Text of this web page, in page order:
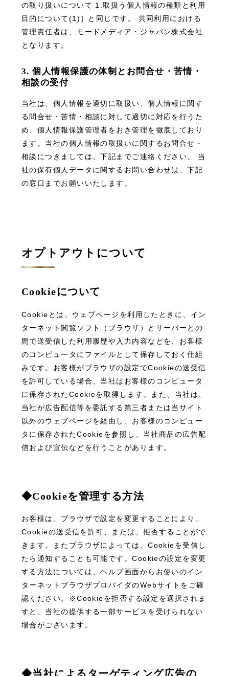
の取り扱いについて 1.取扱う個人情報の種類と利用
目的について(1)］と同じです。 共同利用における
管理責任者は、モードメディア・ジャパン株式会社
となります。
3. 個人情報保護の体制とお問合せ・苦情・
相談の受付
当社は、個人情報を適切に取扱い、個人情報に関す
る問合せ・苦情・相談に対して適切に対応を行うた
め、個人情報保護管理者をおき管理を徹底しており
ます。当社の個人情報の取扱いに関するお問合せ・
相談につきましては、下記までご連絡ください。 当
社の保有個人データに関するお問い合わせは、下記
の窓口までお願いいたします。
オプトアウトについて
Cookieについて
Cookieとは、ウェブページを利用したときに、イン
ターネット閲覧ソフト（ブラウザ）とサーバーとの
間で送受信した利用履歴や入力内容などを、お客様
のコンピュータにファイルとして保存しておく仕組
みです。お客様がブラウザの設定でCookieの送受信
を許可している場合、当社はお客様のコンピュータ
に保存されたCookieを取得します。また、当社は、
当社が広告配信等を委託する第三者または当サイト
以外のウェブページを経由し、お客様のコンピュー
タに保存されたCookieを参照し、当社商品の広告配
信および宣伝などを行うことがあります。
◆Cookieを管理する方法
お客様は、ブラウザで設定を変更することにより、
Cookieの送受信を許可、または、拒否することがで
きます。またブラウザによっては、Cookieを受信し
たら通知することも可能です。Cookieの設定を変更
する方法については、ヘルプ画面からお使いのイン
ターネットブラウザプロバイダのWebサイトをご確
認ください。※Cookieを拒否する設定を選択されま
すと、当社の提供する一部サービスを受けられない
場合がございます。
◆当社によるターゲティング広告の